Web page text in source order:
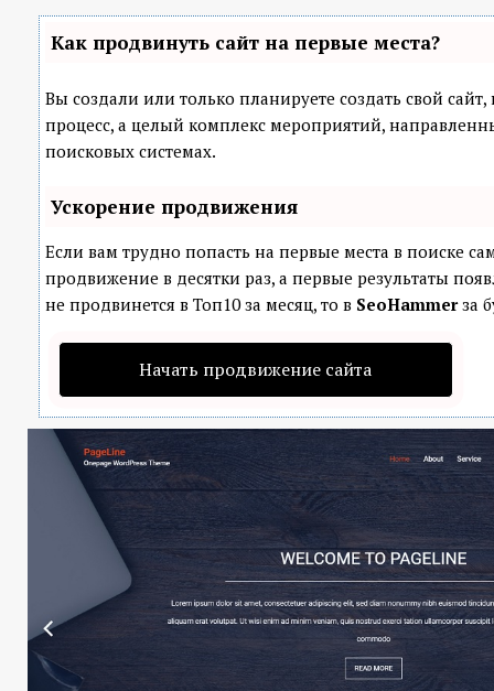
Как продвинуть сайт на первые места?
Вы создали или только планируете создать свой
процесс, а целый комплекс мероприятий,
поисковых системах.
Ускорение продвижения
Если вам трудно попасть на первые места в поиске
продвижение в десятки раз, а первые результаты
не продвинется в Топ10 за месяц, то в SeoHammerза
Начать продвижение сайта